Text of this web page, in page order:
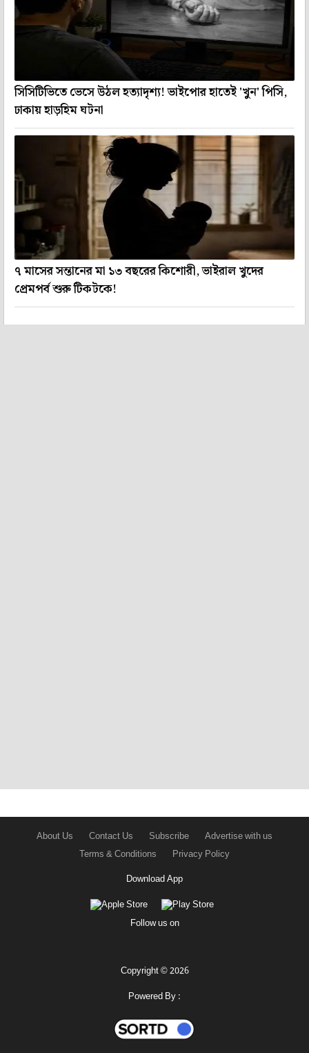
সিসিটিভিতে ভেসে উঠল হত্যাদৃশ্য! ভাইপোর হাতেই 'খুন' পিসি,
ঢাকায় হাড়হিম ঘটনা
৭ মাসের সন্তানের মা ১৩ বছরের কিশোরী, ভাইরাল খুদের
প্রেমপর্ব শুরু টিকটকে!
About Us Contact Us Subscribe
Advertise with us
Terms & Conditions
Privacy Policy
Download App
Follow us on
Copyright © 2026
Powered By :